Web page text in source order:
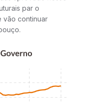
par o
vão continuar